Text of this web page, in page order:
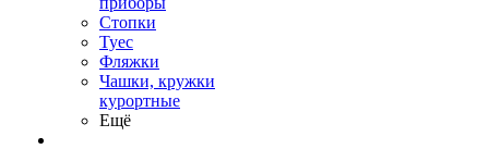
Стопки
Туес
Фляжки
Чашки, кружки
курортные
Ещё